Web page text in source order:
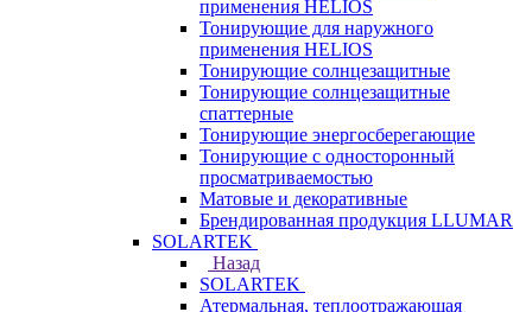
применения HELIOS
Тонирующие для наружного
применения HELIOS
Тонирующие солнцезащитные
Тонирующие солнцезащитные
спаттерные
Тонирующие энергосберегающие
Тонирующие с односторонный
просматриваемостью
Матовые и декоративные
Брендированная продукция LLUMAR
SOLARTEK
Назад
SOLARTEK
Атермальная, теплоотражающая